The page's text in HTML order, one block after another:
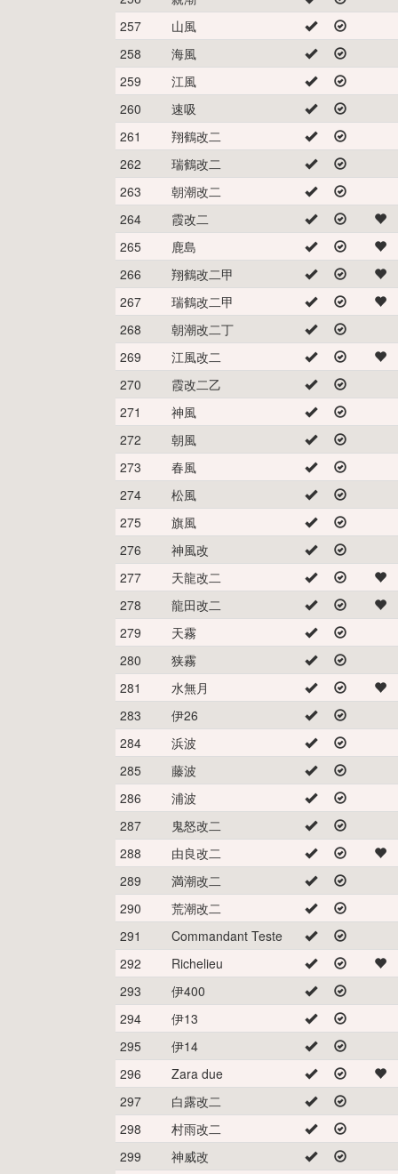
257
山風
258
海風
259
江風
260
速吸
261
翔鶴改二
262
瑞鶴改二
263
朝潮改二
264
霞改二
265
鹿島
266
翔鶴改二甲
267
瑞鶴改二甲
268
朝潮改二丁
269
江風改二
270
霞改二乙
271
神風
272
朝風
273
春風
274
松風
275
旗風
276
神風改
277
天龍改二
278
龍田改二
279
天霧
280
狭霧
281
水無月
283
伊26
284
浜波
285
藤波
286
浦波
287
鬼怒改二
288
由良改二
289
満潮改二
290
荒潮改二
291
Commandant Teste
292
Richelieu
293
伊400
294
伊13
295
伊14
296
Zara due
297
白露改二
298
村雨改二
299
神威改